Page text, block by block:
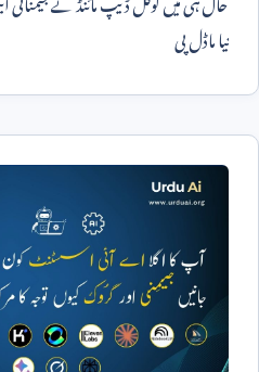
نیا ماڈل پی